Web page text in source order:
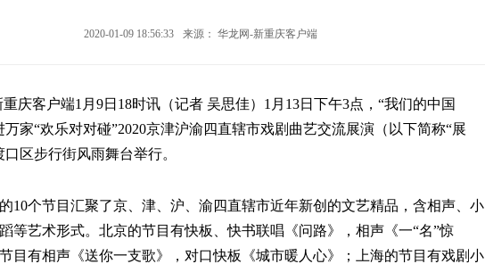
2020-01-09 18:56:33 来源： 华龙网-新重庆客户端
庆客户端1月9日18时讯（记者 吴思佳）1月13日下午3点，“我们的中国
家“欢乐对对碰”2020京津沪渝四直辖市戏剧曲艺交流展演（以下简称“展
区步行街风雨舞台举行。
10个节目汇聚了京、津、沪、渝四直辖市近年新创的文艺精品，含相声、小
等艺术形式。北京的节目有快板、快书联唱《问路》，相声《一“名”惊
目有相声《送你一支歌》，对口快板《城市暖人心》；上海的节目有戏剧小